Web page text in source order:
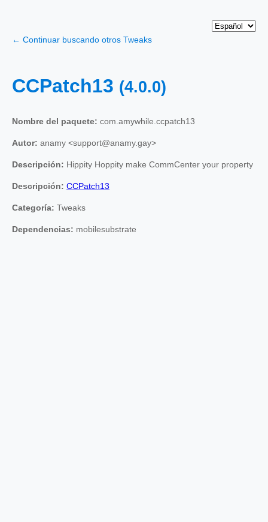
← Continuar buscando otros Tweaks
CCPatch13 (4.0.0)
Nombre del paquete: com.amywhile.ccpatch13
Autor: anamy <support@anamy.gay>
Descripción: Hippity Hoppity make CommCenter your property
Descripción: CCPatch13
Categoría: Tweaks
Dependencias: mobilesubstrate